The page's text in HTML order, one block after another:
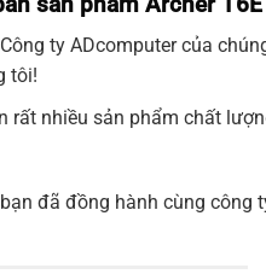
ty ADcomputercủa
tôi!
rất nhiều sản phẩm chất
đã đồng hành cùng